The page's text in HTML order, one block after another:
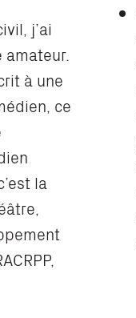
j’ai
à une
ce
la